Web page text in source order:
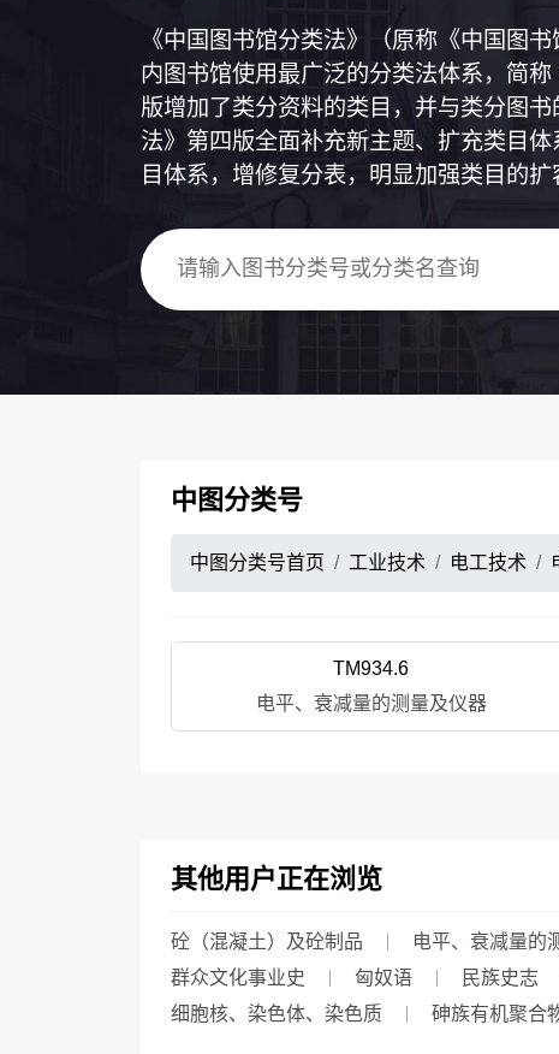
《中国图书馆分类法》（原称《中国图
内图书馆使用最广泛的分类法体系，简
版增加了类分资料的类目，并与类分图
法》第四版全面补充新主题、扩充类目
目体系，增修复分表，明显加强类目的扩
中图分类号
中图分类号首页 工业技术 电工技术
TM934.6
电平、衰减量的测量及仪器
其他用户正在浏览
砼（混凝土）及砼制品 电平、衰减量的
群众文化事业史
匈奴语 民族史志
细胞核、染色体、染色质
砷族有机聚合